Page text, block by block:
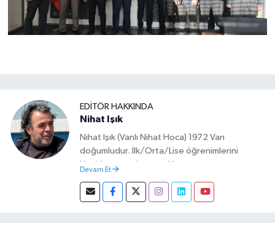
EDITÖR HAKKINDA
Nihat Işık
Nihat Işık (Vanlı Nihat Hoca) 1972 Van
doğumludur. İlk/Orta/Lise öğrenimlerini
Van’da tamamlamıştır. Hacettepe mezunu
başlamıştır. Asteğmen olarak yaptığı vatani
görevi dönüşü Van Sosyal Hizmetler İl
Devam Et